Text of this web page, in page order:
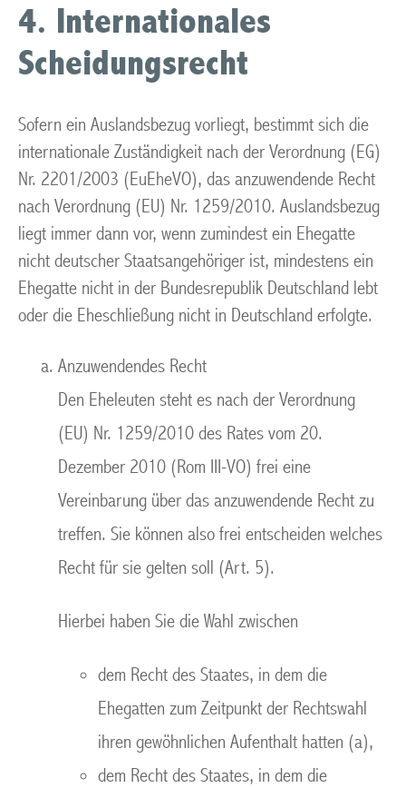
4. Internationales
Scheidungsrecht
Sofern ein Auslandsbezug vorliegt, bestimmt sich die
internationale Zuständigkeit nach der Verordnung (EG)
Nr. 2201/2003 (EuEheVO), das anzuwendende Recht
nach Verordnung (EU) Nr. 1259/2010. Auslandsbezug
liegt immer dann vor, wenn zumindest ein Ehegatte
nicht deutscher Staatsangehöriger ist, mindestens ein
Ehegatte nicht in der Bundesrepublik Deutschland lebt
oder die Eheschließung nicht in Deutschland erfolgte.
Anzuwendendes Recht
Den Eheleuten steht es nach der Verordnung
(EU) Nr. 1259/2010 des Rates vom 20.
Dezember 2010 (Rom III-VO) frei eine
Vereinbarung über das anzuwendende Recht zu
treffen. Sie können also frei entscheiden welches
Recht für sie gelten soll (Art. 5).
Hierbei haben Sie die Wahl zwischen
dem Recht des Staates, in dem die
Ehegatten zum Zeitpunkt der Rechtswahl
ihren gewöhnlichen Aufenthalt hatten (a),
dem Recht des Staates, in dem die